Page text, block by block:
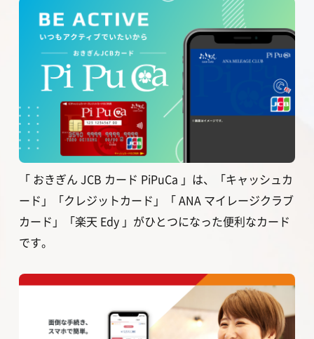
「 おきぎん JCB カード PiPuCa 」は、「キャッシュカ
ード」「クレジットカード」「 ANA マイレージクラブ
カード」「楽天 Edy 」がひとつになった便利なカード
です。